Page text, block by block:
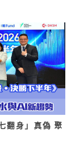
翻身」真偽 聚